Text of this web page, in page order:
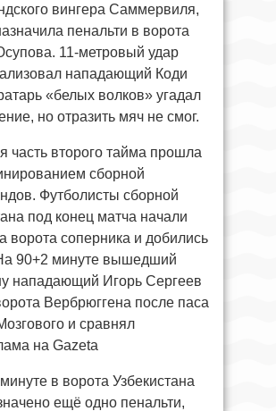
вингера Саммервиля,
пенальти в ворота
11-метровый удар
нападающий Коди
«белых волков» угадал
но отразить мяч не смог.
часть второго тайма прошла
сборной
Футболисты сборной
под конец матча начали
ворота соперника и добились
90+2 минуте вышедший
нападающий Игорь Сергеев
Вербрюггена после паса
и сравнял
на Gazeta
в ворота Узбекистана
ещё одно пенальти,